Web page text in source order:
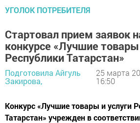
УГОЛОК ПОТРЕБИТЕЛЯ
Стартовал прием заявок
конкурсе «Лучшие товары
Республики Татарстан»
Подготовила Айгуль
Закирова,
25 марта
16:50
Конкурс «Лучшие товары и услуги
Татарстан» учрежден в